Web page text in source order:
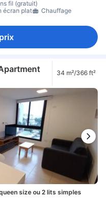
fil (gratuit)
écran plat
Chauffage
34 m²/366 ft²
size ou 2 lits simples